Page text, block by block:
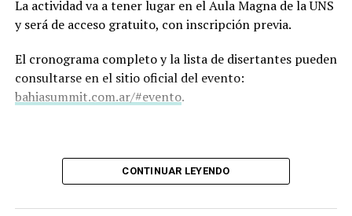
La actividad va a tener lugar en el Aula Magna de la UNS
y será de acceso gratuito, con inscripción previa.
El cronograma completo y la lista de disertantes pueden
consultarse en el sitio oficial del evento:
bahiasummit.com.ar/#evento.
CONTINUAR LEYENDO